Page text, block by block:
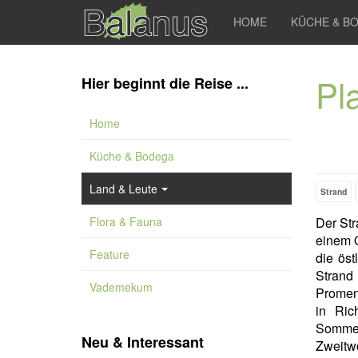
HOME KÜCHE &
Strand
Der
einem
die
in
Hier beginnt die Reise ...
Home
Küche & Bodega
Land & Leute
Flora & Fauna
Feature
Vademekum
Neu & Interessant